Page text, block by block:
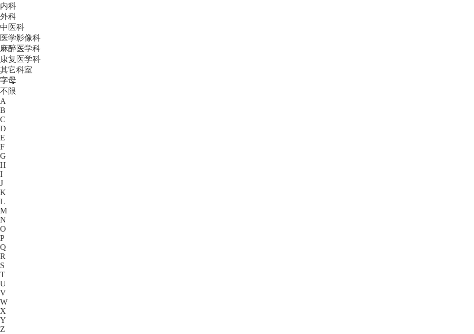
内科
外科
中医科
医学影像科
麻醉医学科
康复医学科
其它科室
字母
不限
A
B
C
D
E
F
G
H
I
J
K
L
M
N
O
P
Q
R
S
T
U
V
W
X
Y
Z